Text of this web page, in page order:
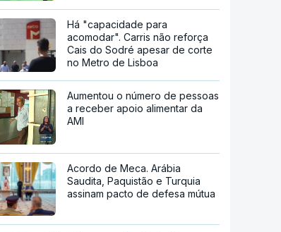
Há "capacidade para
acomodar". Carris não reforça
Cais do Sodré apesar de corte
no Metro de Lisboa
Aumentou o número de pessoas
a receber apoio alimentar da
AMI
Acordo de Meca. Arábia
Saudita, Paquistão e Turquia
assinam pacto de defesa mútua